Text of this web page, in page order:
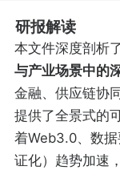
研报解读
本文件深度剖析
与产业场景中的
金融、供应链协
提供了全景式的
着Web3.0、数
证化）趋势加速